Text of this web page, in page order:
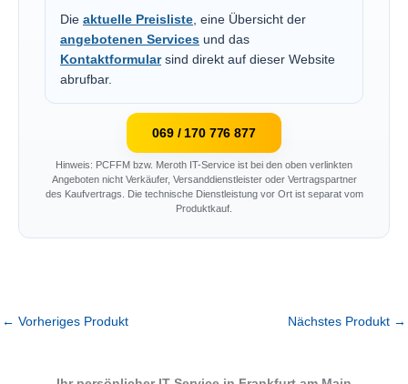
Die aktuelle Preisliste , eine Übersicht der
angebotenen Services und das
Kontaktformularsind direkt auf dieser Website
abrufbar.
069 / 170 776 877
Hinweis: PCFFM bzw. Meroth IT-Service ist bei den oben verlinkten
Angeboten nicht Verkäufer, Versanddienstleister oder Vertragspartner
des Kaufvertrags. Die technische Dienstleistung vor Ort ist separat vom
Produktkauf.
← Vorheriges Produkt Nächstes Produkt →